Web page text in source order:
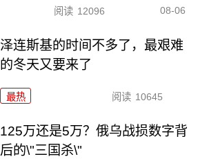
阅读 12096 08-06
泽连斯基的时间不多了，最艰难
的冬天又要来了
最热 阅读 10645
125万还是5万？俄乌战损数字背
后的\"三国杀\"